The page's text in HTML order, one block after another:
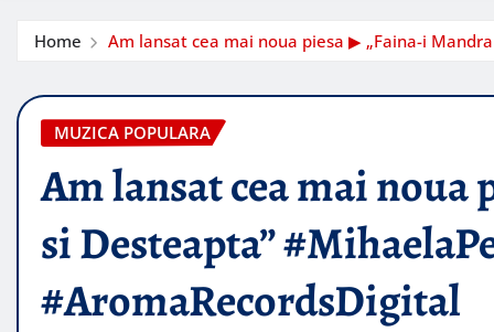
Home Am lansat cea mai noua piesa ▶︎ „Faina-i
MUZICA POPULARA
Am lansat cea mai
si Desteapta”
#AromaRecordsDigital